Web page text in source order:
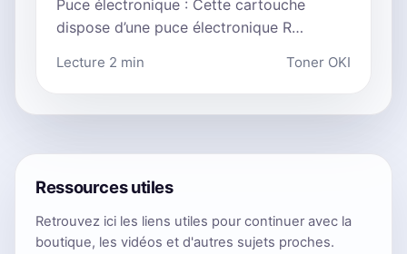
Puce électronique : Cette cartouche
dispose d’une puce électronique R…
Lecture 2 min Toner OKI
Ressources utiles
Retrouvez ici les liens utiles pour continuer avec la
boutique, les vidéos et d'autres sujets proches.